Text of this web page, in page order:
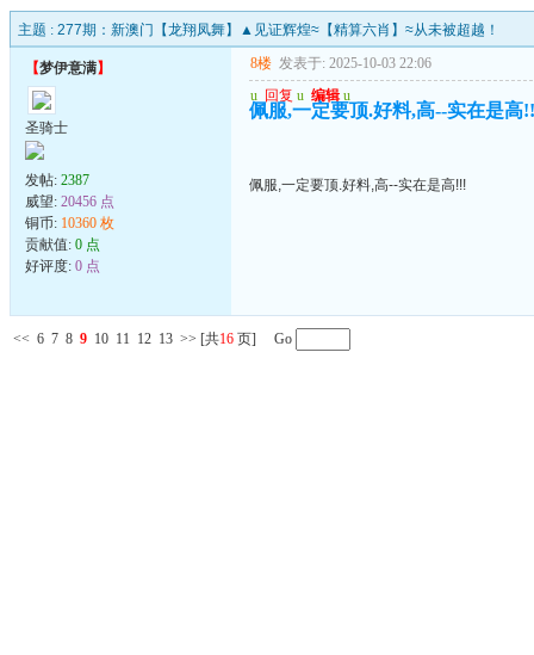
主题 : 277期：新澳门【龙翔凤舞】▲见证辉煌≈【精算六肖】≈从未被超越！
【梦伊意满】
圣骑士
发帖: 2387
威望: 20456 点
铜币: 10360 枚
贡献值: 0 点
好评度: 0 点
8楼 发表于: 2025-10-03 22:06
u 回复 u 编辑 u
佩服,一定要顶.好料,高--实在是高
佩服,一定要顶.好料,高--实在是高!!!
<< 6 7 8 9 10 11 12 13 >> [共16 页] Go